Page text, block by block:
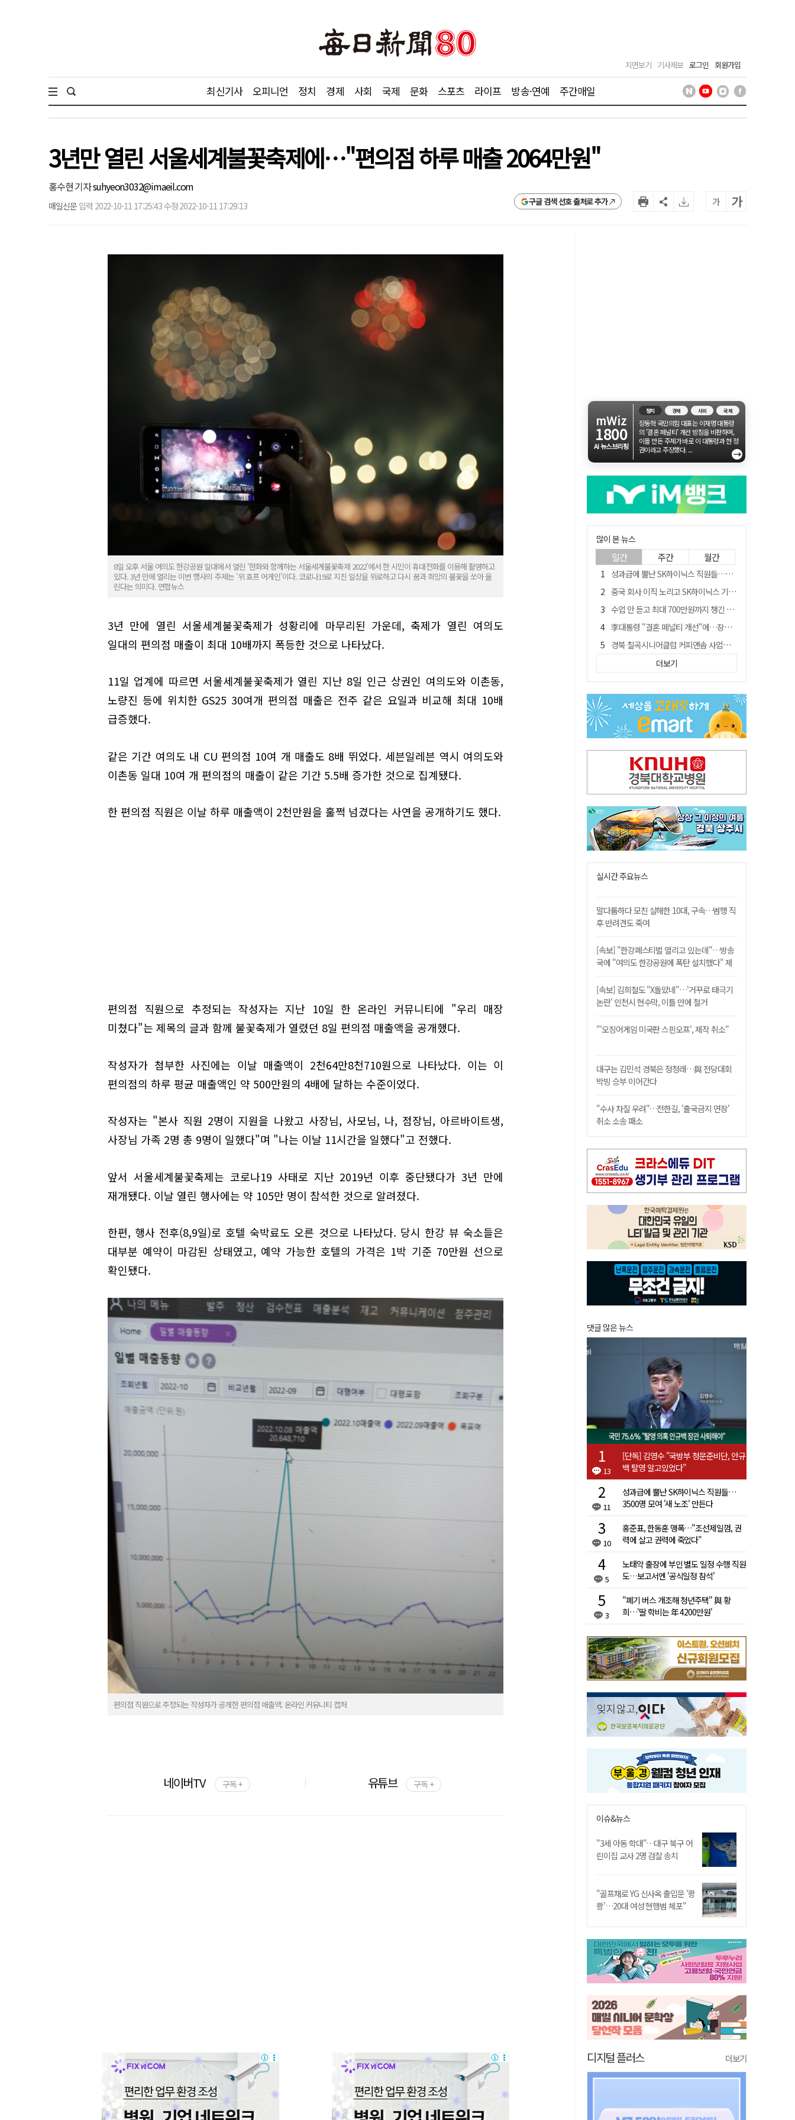
지면보기 기사제보 로그인 회원가입
최신기사 오피니언 정치 경제 사회 국제 문화 스포츠 라이프 방송·연예 주간매일
3년만 열린 서울세계불꽃축제에…"편의점 하루 매출 2064만원"
홍수현 기자suhyeon3032@imaeil.com
매일신문 입력 2022-10-11 17:25:43 수정 2022-10-11 17:29:13 구글 검색 선호 출처로 추가 가 가
8일 오후 서울 여의도 한강공원 일대에서 열린 '한화와 함께하는 서울세계불꽃축제 2022'에서 한 시민이 휴대전화를 이용해 촬영하고
있다. 3년 만에 열리는 이번 행사의 주제는 '위 호프 어게인'이다. 코로나19로 지친 일상을 위로하고 다시 꿈과 희망의 불꽃을 쏘아 올
린다는 의미다. 연합뉴스
3년 만에 열린 서울세계불꽃축제가 성황리에 마무리된 가운데, 축제가 열린 여의도
일대의 편의점 매출이 최대 10배까지 폭등한 것으로 나타났다.
11일 업계에 따르면 서울세계불꽃축제가 열린 지난 8일 인근 상권인 여의도와 이촌동,
노량진 등에 위치한 GS25 30여개 편의점 매출은 전주 같은 요일과 비교해 최대 10배
급증했다.
같은 기간 여의도 내 CU 편의점 10여 개 매출도 8배 뛰었다. 세븐일레븐 역시 여의도와
이촌동 일대 10여 개 편의점의 매출이 같은 기간 5.5배 증가한 것으로 집계됐다.
한 편의점 직원은 이날 하루 매출액이 2천만원을 훌쩍 넘겼다는 사연을 공개하기도 했다.
편의점 직원으로 추정되는 작성자는 지난 10일 한 온라인 커뮤니티에 "우리 매장
미쳤다"는 제목의 글과 함께 불꽃축제가 열렸던 8일 편의점 매출액을 공개했다.
작성자가 첨부한 사진에는 이날 매출액이 2천64만8천710원으로 나타났다. 이는 이
편의점의 하루 평균 매출액인 약 500만원의 4배에 달하는 수준이었다.
작성자는 "본사 직원 2명이 지원을 나왔고 사장님, 사모님, 나, 점장님, 아르바이트생,
사장님 가족 2명 총 9명이 일했다"며 "나는 이날 11시간을 일했다"고 전했다.
앞서 서울세계불꽃축제는 코로나19 사태로 지난 2019년 이후 중단됐다가 3년 만에
재개됐다. 이날 열린 행사에는 약 105만 명이 참석한 것으로 알려졌다.
한편, 행사 전후(8,9일)로 호텔 숙박료도 오른 것으로 나타났다. 당시 한강 뷰 숙소들은
대부분 예약이 마감된 상태였고, 예약 가능한 호텔의 가격은 1박 기준 70만원 선으로
확인됐다.
편의점 직원으로 추정되는 작성자가 공개한 편의점 매출액. 온라인 커뮤니티 캡처
네이버TV 구독 + 유튜브 구독 +
mWiz
1800
AI 뉴스브리핑
정치 경제 사회 국제
장동혁 국민의힘 대표는 이재명 대통령
의 '결혼 페널티' 개선 방침을 비판하며,
이를 만든 주체가 바로 이 대통령과 현 정
권이라고 주장했다. ...
→
많이 본 뉴스
일간 주간 월간
성과급에 뿔난 SK하이닉스 직원들…3500명 모여 '새 노조' 만든다
중국 회사 이직 노리고 SK하이닉스 기밀 빼돌려…결국 실형
수업 안 듣고 최대 700만원까지 챙긴 포항 A대학 '유령 선수' 등 무더기 송치
李대통령 "결혼 페널티 개선"에…장동혁 "그 페널티 만든 게 이 정권"
경북 칠곡시니어클럽 커피앤솝 사업단…자개소품 만들기 문화체험 운영
치매노인 예금 수천만원 체크카드 이용해 빼돌린 70대 간병인, 집행유예
지지층만 보나? 오락가락 정책 국정 불안…野 "오합지졸"
신축 줄고 리모델링 뜨자…건설업계, 로봇·모듈러로 방향 튼다
칠곡 알뜰 만남의주유소…경북 최초 '착하디착한 주유소' 선정
더보기
실시간 주요뉴스
말다툼하다 모친 살해한 10대, 구속…범행 직
후 반려견도 죽여
[속보] "한강페스티벌 열리고 있는데"…방송
국에 "여의도 한강공원에 폭탄 설치했다" 제
[속보] 김희철도 "X돌았네"…'거꾸로 태극기
논란' 인천시 현수막, 이틀 만에 철거
"'오징어게임 미국판 스핀오프', 제작 취소"
대구는 김민석 경북은 정청래…與 전당대회
박빙 승부 이어간다
"수사 차질 우려"…전한길, '출국금지 연장'
취소 소송 패소
댓글 많은 뉴스
13
[단독] 김영수 "국방부 청문준비단, 안규
백 탈영 알고있었다"
11
성과급에 뿔난 SK하이닉스 직원들…
3500명 모여 '새 노조' 만든다
10
홍준표, 한동훈 맹폭…"조선제일껌, 권
력에 살고 권력에 죽었다"
5
노태악 출장에 부인 별도 일정 수행 직원
도…보고서엔 '공식일정 참석'
3
"폐기 버스 개조해 청년주택" 與 황
희…'딸 학비는 年 4200만원'
이슈&뉴스
"3세 아동 학대"…대구 북구 어
린이집 교사 2명 검찰 송치
"골프채로 YG 신사옥 출입문 '쾅
쾅'…20대 여성 현행범 체포"
디지털 플러스 더보기